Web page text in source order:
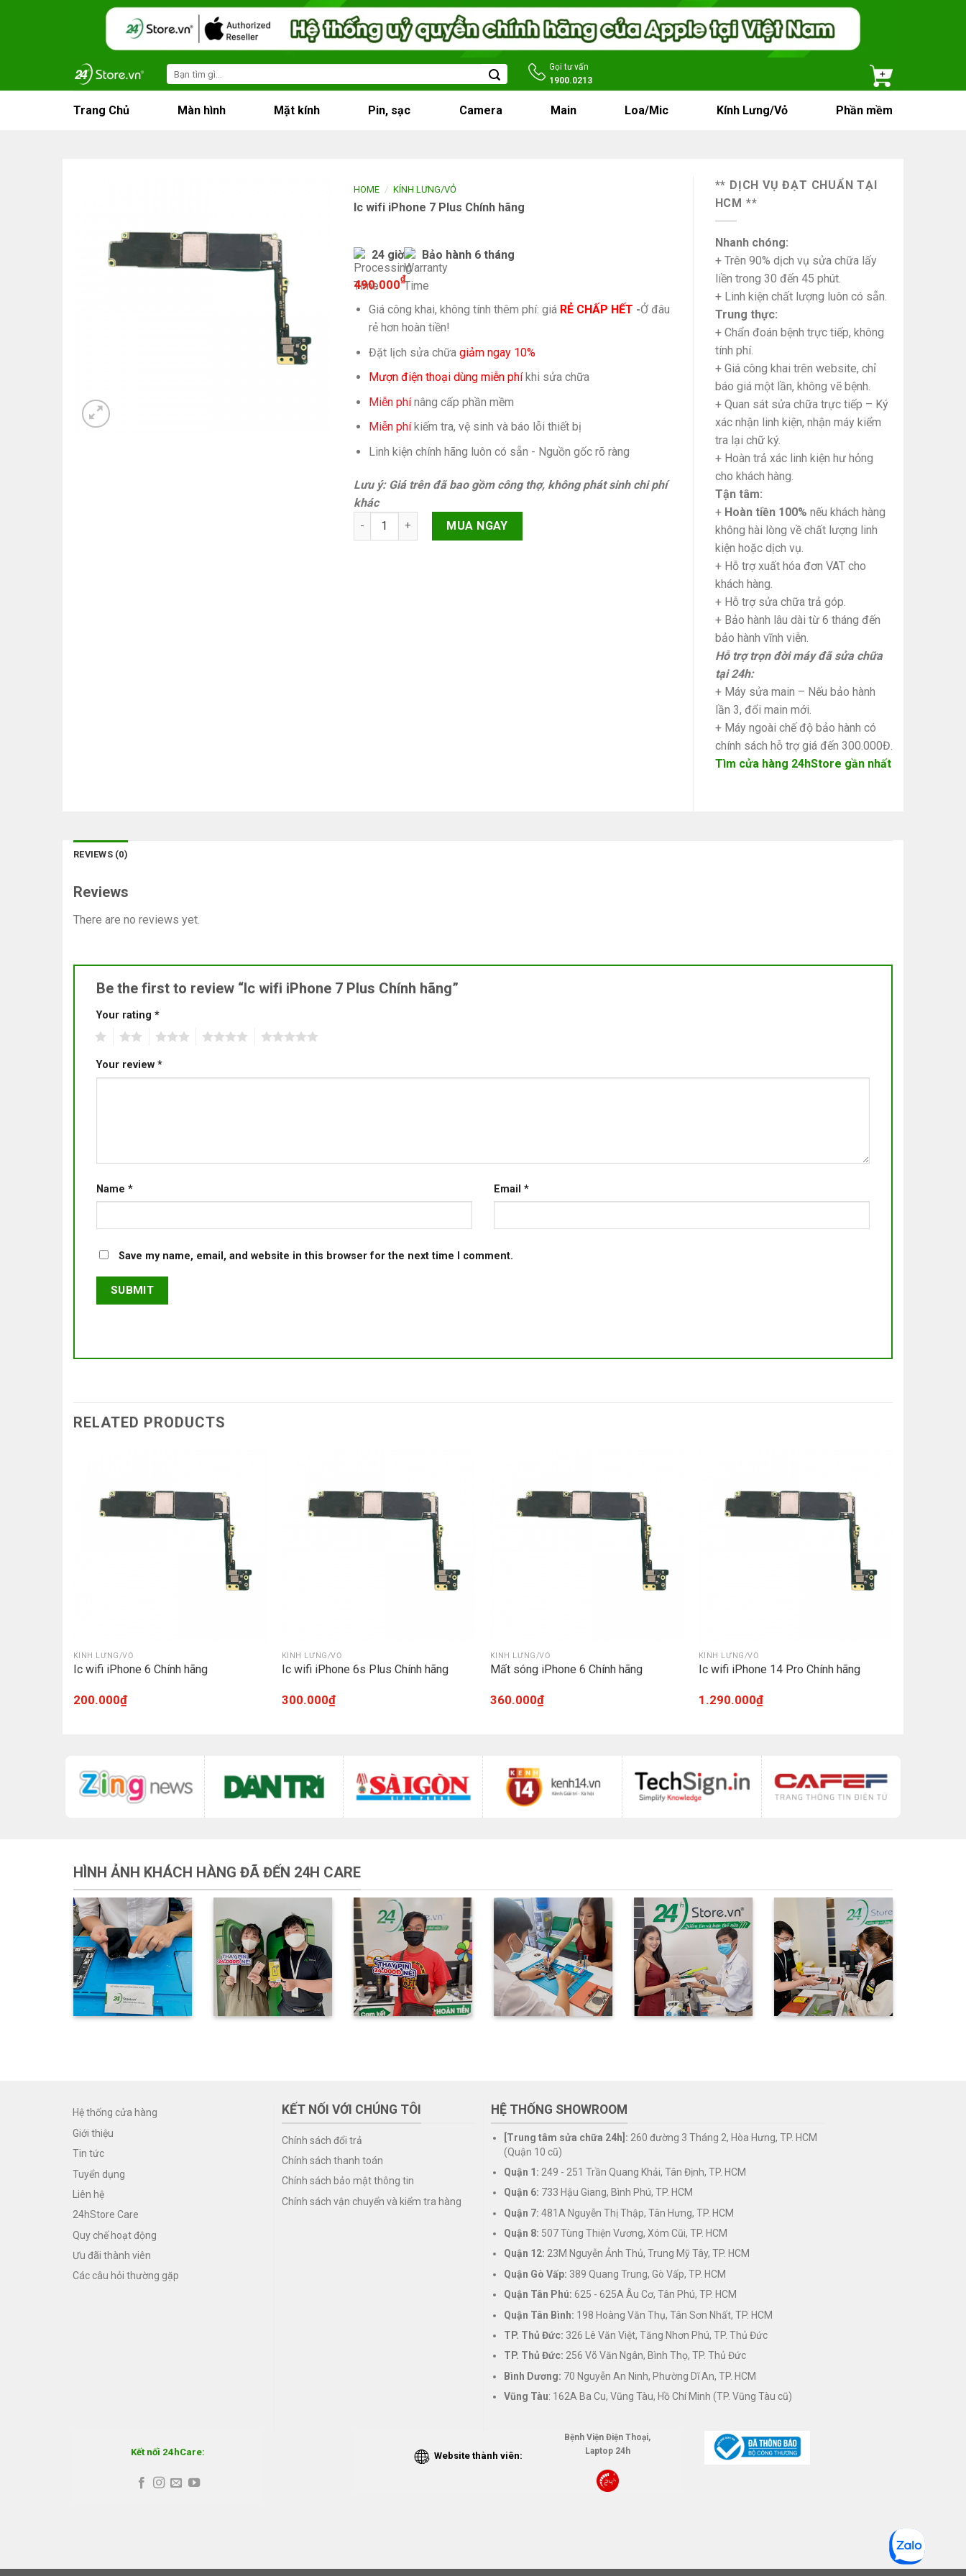
Search
for:
Gọi tư vấn
1900.0213
Trang Chủ Màn hình Mặt kính Pin, sạc Camera Main Loa/Mic Kính Lưng/Vỏ Phần mềm
HOME / KÍNH LƯNG/VỎ
Ic wifi iPhone 7 Plus Chính hãng
24 giờ Bảo hành 6 tháng
490.000₫
Giá công khai, không tính thêm phí: giá RẺ CHẤP HẾT -Ở đâu
rẻ hơn hoàn tiền!
Đặt lịch sửa chữa giảm ngay 10%
Mượn điện thoại dùng miễn phíkhi sửa chữa
Miễn phínâng cấp phần mềm
Miễn phíkiếm tra, vệ sinh và báo lỗi thiết bị
Linh kiện chính hãng luôn có sẵn - Nguồn gốc rõ ràng
Lưu ý: Giá trên đã bao gồm công thợ, không phát sinh chi phí
khác
Ic wifi iPhone 7 Plus Chính hãng quantity
MUA NGAY
** DỊCH VỤ ĐẠT CHUẨN TẠI
HCM **
Nhanh chóng:
+ Trên 90% dịch vụ sửa chữa lấy
liền trong 30 đến 45 phút.
+ Linh kiện chất lượng luôn có sẵn.
Trung thực:
+ Chẩn đoán bệnh trực tiếp, không
tính phí.
+ Giá công khai trên website, chỉ
báo giá một lần, không vẽ bệnh.
+ Quan sát sửa chữa trực tiếp – Ký
xác nhận linh kiện, nhận máy kiểm
tra lại chữ ký.
+ Hoàn trả xác linh kiện hư hỏng
cho khách hàng.
Tận tâm:
+ Hoàn tiền 100% nếu khách hàng
không hài lòng về chất lượng linh
kiện hoặc dịch vụ.
+ Hỗ trợ xuất hóa đơn VAT cho
khách hàng.
+ Hỗ trợ sửa chữa trả góp.
+ Bảo hành lâu dài từ 6 tháng đến
bảo hành vĩnh viễn.
Hỗ trợ trọn đời máy đã sửa chữa
tại 24h:
+ Máy sửa main – Nếu bảo hành
lần 3, đổi main mới.
+ Máy ngoài chế độ bảo hành có
chính sách hỗ trợ giá đến 300.000Đ.
Tìm cửa hàng 24hStore gần nhất
REVIEWS (0)
Reviews
There are no reviews yet.
Be the first to review “Ic wifi iPhone 7 Plus Chính hãng”
Your rating *
Your review *
Name * Email *
Save my name, email, and website in this browser for the next time I comment.
RELATED PRODUCTS
KÍNH LƯNG/VỎ
Ic wifi iPhone 6 Chính hãng
200.000₫
KÍNH LƯNG/VỎ
Ic wifi iPhone 6s Plus Chính hãng
300.000₫
KÍNH LƯNG/VỎ
Mất sóng iPhone 6 Chính hãng
360.000₫
KÍNH LƯNG/VỎ
Ic wifi iPhone 14 Pro Chính hãng
1.290.000₫
HÌNH ẢNH KHÁCH HÀNG ĐÃ ĐẾN 24H CARE
Hệ thống cửa hàng
Giới thiệu
Tin tức
Tuyển dụng
Liên hệ
24hStore Care
Quy chế hoạt động
Ưu đãi thành viên
Các câu hỏi thường gặp
KẾT NỐI VỚI CHÚNG TÔI
Chính sách đổi trả
Chính sách thanh toán
Chính sách bảo mật thông tin
Chính sách vận chuyển và kiểm tra hàng
HỆ THỐNG SHOWROOM
[Trung tâm sửa chữa 24h]: 260 đường 3 Tháng 2, Hòa Hưng, TP. HCM
(Quận 10 cũ)
Quận 1: 249 - 251 Trần Quang Khải, Tân Định, TP. HCM
Quận 6: 733 Hậu Giang, Bình Phú, TP. HCM
Quận 7: 481A Nguyễn Thị Thập, Tân Hưng, TP. HCM
Quận 8: 507 Tùng Thiện Vương, Xóm Cũi, TP. HCM
Quận 12: 23M Nguyễn Ảnh Thủ, Trung Mỹ Tây, TP. HCM
Quận Gò Vấp: 389 Quang Trung, Gò Vấp, TP. HCM
Quận Tân Phú: 625 - 625A Âu Cơ, Tân Phú, TP. HCM
Quận Tân Bình: 198 Hoàng Văn Thụ, Tân Sơn Nhất, TP. HCM
TP. Thủ Đức: 326 Lê Văn Việt, Tăng Nhơn Phú, TP. Thủ Đức
TP. Thủ Đức: 256 Võ Văn Ngân, Bình Thọ, TP. Thủ Đức
Bình Dương: 70 Nguyễn An Ninh, Phường Dĩ An, TP. HCM
Vũng Tàu: 162A Ba Cu, Vũng Tàu, Hồ Chí Minh (TP. Vũng Tàu cũ)
Kết nối 24hCare: Website thành viên:
Bệnh Viện Điện Thoại,
Laptop 24h